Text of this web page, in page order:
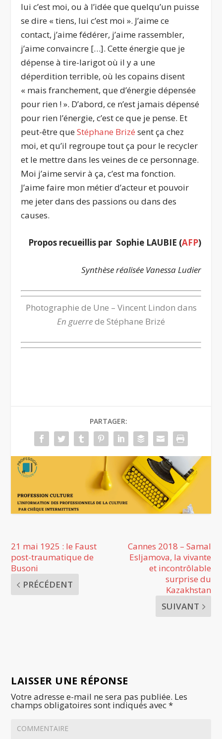
lui c’est moi, ou à l’idée que quelqu’un puisse
se dire « tiens, lui c’est moi ». J’aime ce
contact, j’aime fédérer, j’aime rassembler,
j’aime convaincre […]. Cette énergie que je
dépense à tire-larigot où il y a une
déperdition terrible, où les copains disent
« mais franchement, que d’énergie dépensée
pour rien ! ». D’abord, ce n’est jamais dépensé
pour rien l’énergie, c’est ce que je pense. Et
peut-être queStéphane Brizé sent ça chez
moi, et qu’il regroupe tout ça pour le recycler
et le mettre dans les veines de ce personnage.
Moi j’aime servir à ça, c’est ma fonction.
J’aime faire mon métier d’acteur et pouvoir
me jeter dans des passions ou dans des
causes.
Propos recueillis par Sophie LAUBIE (AFP)
Synthèse réalisée Vanessa Ludier
Photographie de Une – Vincent Lindon dans
En guerrede Stéphane Brizé
PARTAGER:
21 mai 1925 : le Faust
post-traumatique de
Busoni
PRÉCÉDENT
Cannes 2018 – Samal
Esljamova, la vivante
et incontrôlable
surprise du
Kazakhstan
SUIVANT
LAISSER UNE RÉPONSE
Votre adresse e-mail ne sera pas publiée. Les
champs obligatoires sont indiqués avec*